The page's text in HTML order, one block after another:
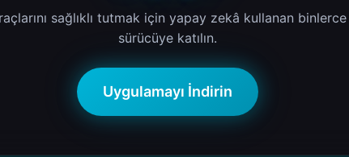
sağlıklı tutmak için yapay zekâ kullanan binlerce
sürücüye katılın.
Uygulamayı İndirin